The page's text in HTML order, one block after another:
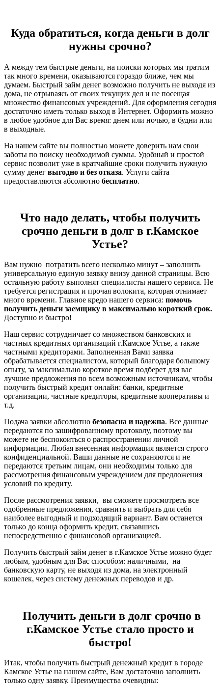
Куда обратиться, когда деньги в долг
нужны срочно?
А между тем быстрые деньги, на поиски которых мы тратим
так много времени, оказываются гораздо ближе, чем мы
думаем. Быстрый займ денег возможно получить не выходя из
дома, не отрываясь от своих текущих дел и не посещая
множество финансовых учреждений. Для оформления сегодня
достаточно иметь только выход в Интернет. Оформить можно
в любое удобное для Вас время: днем или ночью, в будни или
в выходные.
На нашем сайте вы полностью можете доверить нам свои
заботы по поиску необходимой суммы. Удобный и простой
сервис позволит уже в кратчайшие сроки получить нужную
сумму денег выгодно и без отказа. Услуги сайта
предоставляются абсолютно бесплатно.
Что надо делать, чтобы получить
срочно деньги в долг в г.Камское
Устье?
Вам нужно потратить всего несколько минут – заполнить
универсальную единую заявку внизу данной страницы. Всю
остальную работу выполнят специалисты нашего сервиса. Не
требуется регистрация и прочая волокита, которая отнимает
много времени. Главное кредо нашего сервиса: помочь
получить деньги заемщику в максимально короткий срок.
Доступно и быстро!
Наш сервис сотрудничает со множеством банковских и
частных кредитных организаций г.Камское Устье, а также
частными кредиторами. Заполненная Вами заявка
обрабатывается специалистом, который благодаря большому
опыту, за максимально короткое время подберет для вас
лучшие предложения по всем возможным источникам, чтобы
получить быстрый кредит онлайн: банки, кредитные
организации, частные кредиторы, кредитные кооперативы и
т.д.
Подача заявки абсолютно безопасна и надежна. Все данные
передаются по зашифрованному протоколу, поэтому вы
можете не беспокоиться о распространении личной
информации. Любая внесенная информация является строго
конфиденциальной. Ваши данные не сохраняются и не
передаются третьим лицам, они необходимы только для
рассмотрения финансовым учреждением для предложения
условий по кредиту.
После рассмотрения заявки, вы сможете просмотреть все
одобренные предложения, сравнить и выбрать для себя
наиболее выгодный и подходящий вариант. Вам останется
только до конца оформить кредит, связавшись
непосредственно с финансовой организацией.
Получить быстрый займ денег в г.Камское Устье можно будет
любым, удобным для Вас способом: наличными, на
банковскую карту, не выходя из дома, на электронный
кошелек, через систему денежных переводов и др.
Получить деньги в долг срочно в
г.Камское Устье стало просто и
быстро!
Итак, чтобы получить быстрый денежный кредит в городе
Камское Устье на нашем сайте, Вам достаточно заполнить
только одну заявку. Преимущества очевидны: